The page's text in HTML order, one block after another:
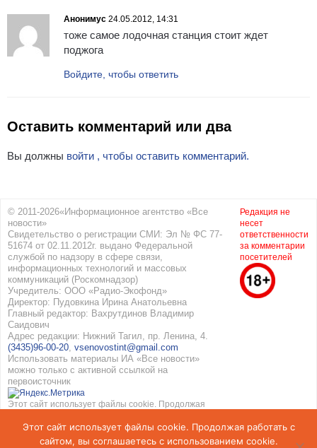
Анонимус 24.05.2012, 14:31
тоже самое лодочная станция стоит ждет
поджога
Войдите, чтобы ответить
Оставить комментарий или два
Вы должны войти , чтобы оставить комментарий.
© 2011-2026«Информационное агентство «Все
новости»
Свидетельство о регистрации СМИ: Эл № ФС 77-
51674 от 02.11.2012г. выдано Федеральной
службой по надзору в сфере связи,
информационных технологий и массовых
коммуникаций (Роскомнадзор)
Учредитель: ООО «Радио-Экофонд»
Директор: Пудовкина Ирина Анатольевна
Главный редактор: Вахрутдинов Владимир
Саидович
Адрес редакции: Нижний Тагил, пр. Ленина, 4.
(3435)96-00-20, vsenovostint@gmail.com
Использовать материалы ИА «Все новости»
можно только с активной ссылкой на
первоисточник
Этот сайт использует файлы cookie. Продолжая
использованием cookie. Подробнее вПолитике
конфиденциальностииСоглашение об обработке
Редакция не
несет
ответственности
за комментарии
посетителей
Этот сайт использует файлы cookie. Продолжая работать с
сайтом, вы соглашаетесь с использованием cookie.